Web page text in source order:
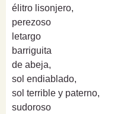
élitro lisonjero,
perezoso
letargo
barriguita
de abeja,
sol endiablado,
sol terrible y paterno,
sudoroso